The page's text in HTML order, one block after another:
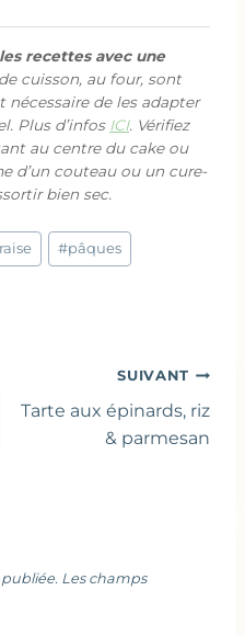
recettes avec une
cuisson, au four, sont
de les adapter
Plus d’infos ICI. Vérifiez
au centre du cake ou
d’un couteau ou un cure-
bien sec.
#pâques
SUIVANT
Tarte aux épinards, riz
& parmesan
Les champs